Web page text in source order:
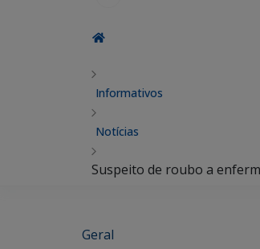
Informativos
Notícias
Suspeito de roubo a
Geral